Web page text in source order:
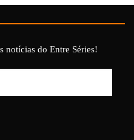
notícias do Entre Séries!